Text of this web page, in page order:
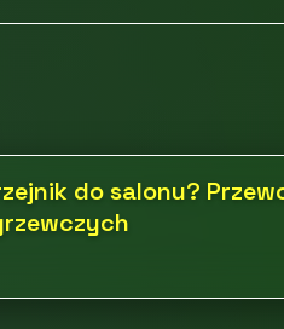
do salonu?